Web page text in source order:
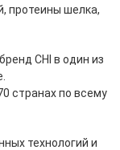
протеины шелка,
CHI в один из
странах по всему
технологий и